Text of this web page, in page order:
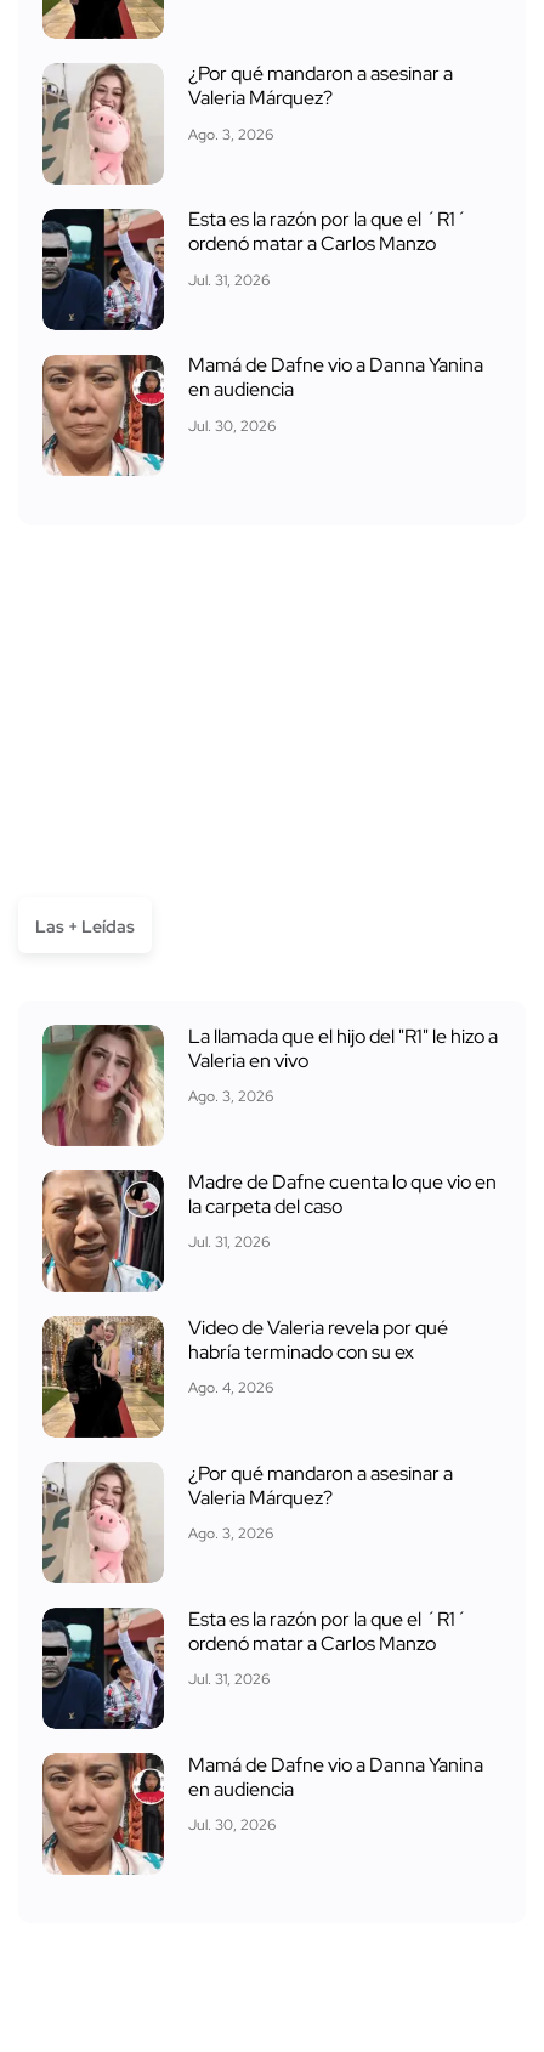
¿Por qué mandaron a asesinar a
Valeria Márquez?
Ago. 3, 2026
Esta es la razón por la que el ´R1´
ordenó matar a Carlos Manzo
Jul. 31, 2026
Mamá de Dafne vio a Danna Yanina
en audiencia
Jul. 30, 2026
Las + Leídas
La llamada que el hijo del "R1" le hizo a
Valeria en vivo
Ago. 3, 2026
Madre de Dafne cuenta lo que vio en
la carpeta del caso
Jul. 31, 2026
Video de Valeria revela por qué
habría terminado con su ex
Ago. 4, 2026
¿Por qué mandaron a asesinar a
Valeria Márquez?
Ago. 3, 2026
Esta es la razón por la que el ´R1´
ordenó matar a Carlos Manzo
Jul. 31, 2026
Mamá de Dafne vio a Danna Yanina
en audiencia
Jul. 30, 2026